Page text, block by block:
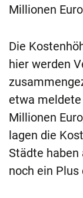
Millionen
Die
hier werden
etwa
Millionen
lagen die
Städte
noch ein